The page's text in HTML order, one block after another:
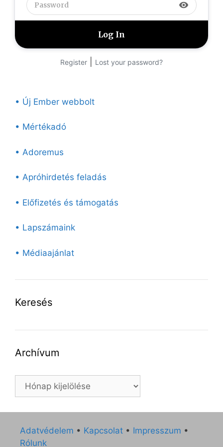
visibility
Register Lost your password?
• Új Ember webbolt
• Mértékadó
• Adoremus
• Apróhirdetés feladás
• Előfizetés és támogatás
• Lapszámaink
• Médiaajánlat
Keresés
Archívum
Archívum
Adatvédelem • Kapcsolat • Impresszum •
Rólunk